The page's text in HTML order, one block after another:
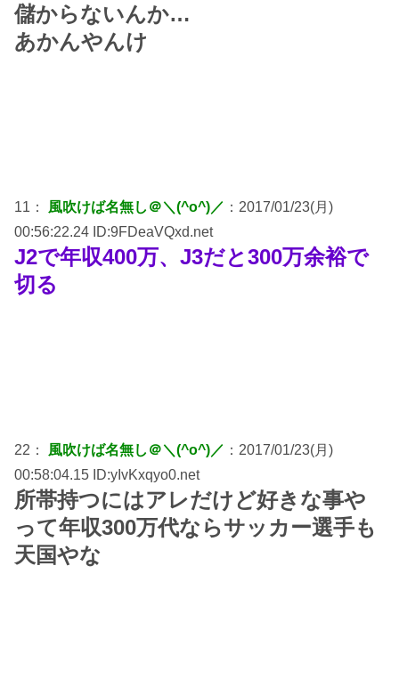
儲からないんか…
あかんやんけ
11： 風吹けば名無し＠＼(^o^)／ ：2017/01/23(月)
00:56:22.24 ID:9FDeaVQxd.net
J2で年収400万、J3だと300万余裕で
切る
22： 風吹けば名無し＠＼(^o^)／ ：2017/01/23(月)
00:58:04.15 ID:yIvKxqyo0.net
所帯持つにはアレだけど好きな事や
って年収300万代ならサッカー選手も
天国やな